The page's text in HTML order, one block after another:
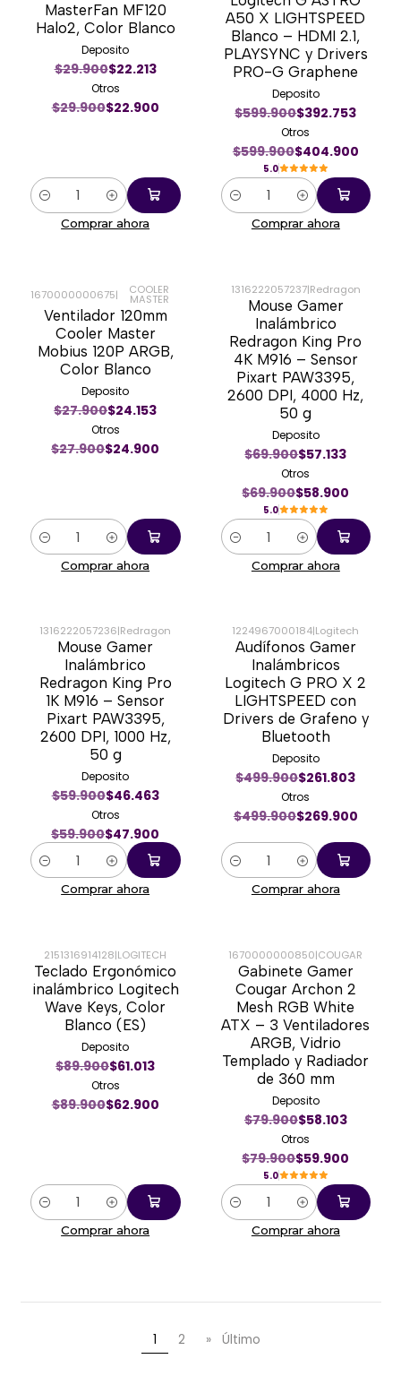
MasterFan MF120
Halo2, Color Blanco
Deposito
$29.900$22.213
Otros
$29.900$22.900
Cantidad
Comprar ahora
A50 X LIGHTSPEED
Blanco – HDMI 2.1,
PLAYSYNC y Drivers
PRO-G Graphene
Deposito
$599.900$392.753
Otros
$599.900$404.900
5.0
Cantidad
Comprar ahora
-11%
1670000000675| COOLER
MASTER
Ventilador 120mm
Cooler Master
Mobius 120P ARGB,
Color Blanco
Deposito
$27.900$24.153
Otros
$27.900$24.900
Cantidad
Comprar ahora
-16%
1316222057237|Redragon
Mouse Gamer
Inalámbrico
Redragon King Pro
4K M916 – Sensor
Pixart PAW3395,
2600 DPI, 4000 Hz,
50 g
Deposito
$69.900$57.133
Otros
$69.900$58.900
5.0
Cantidad
Comprar ahora
-20%
1316222057236|Redragon
Mouse Gamer
Inalámbrico
Redragon King Pro
1K M916 – Sensor
Pixart PAW3395,
2600 DPI, 1000 Hz,
50 g
Deposito
$59.900$46.463
Otros
$59.900$47.900
Cantidad
Comprar ahora
-46%
1224967000184|Logitech
Audífonos Gamer
Inalámbricos
Logitech G PRO X 2
LIGHTSPEED con
Drivers de Grafeno y
Bluetooth
Deposito
$499.900$261.803
Otros
$499.900$269.900
Cantidad
Comprar ahora
-30%
2151316914128|LOGITECH
Teclado Ergonómico
inalámbrico Logitech
Wave Keys, Color
Blanco (ES)
Deposito
$89.900$61.013
Otros
$89.900$62.900
Cantidad
Comprar ahora
-25%
1670000000850|COUGAR
Gabinete Gamer
Cougar Archon 2
Mesh RGB White
ATX – 3 Ventiladores
ARGB, Vidrio
Templado y Radiador
de 360 mm
Deposito
$79.900$58.103
Otros
$79.900$59.900
5.0
Cantidad
Comprar ahora
1 2 » Último